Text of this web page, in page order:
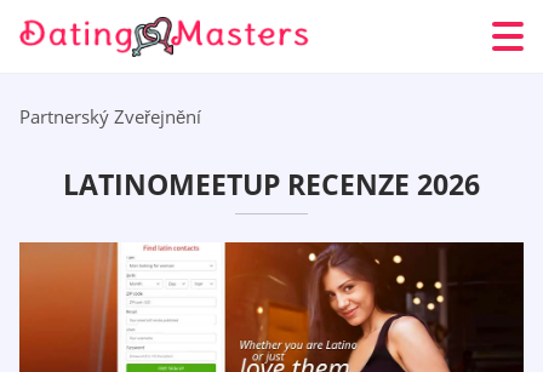
Partnerský Zveřejnění
LATINOMEETUP RECENZE 2026